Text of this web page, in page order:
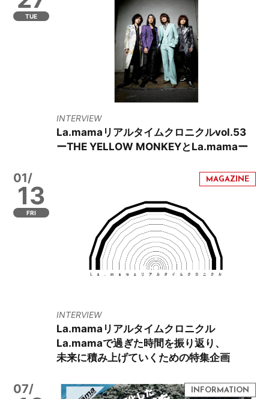
TUE
INTERVIEW
La.mamaリアルタイムクロニクルvol.53
ーTHE YELLOW MONKEYとLa.mamaー
01/
13
FRI
INTERVIEW
La.mamaリアルタイムクロニクル
La.mamaで過ぎた時間を振り返り、
未来に積み上げていくための特集企画
07/